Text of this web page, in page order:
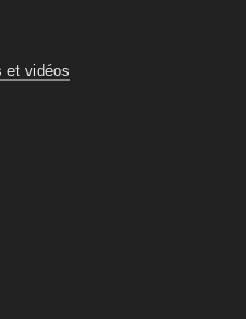
et vidéos